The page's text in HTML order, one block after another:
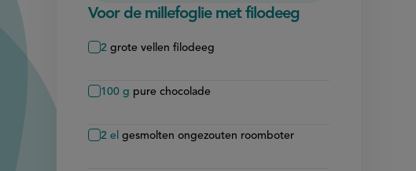
Voor de millefoglie met filodeeg
2 grote vellen filodeeg
100 g pure chocolade
2 el gesmolten ongezouten roomboter